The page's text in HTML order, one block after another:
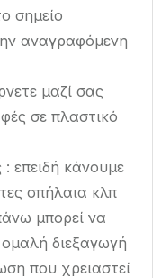
σημείο
αναγραφόμενη
μαζί σας
σε πλαστικό
επειδή κάνουμε
σπήλαια κλπ
μπορεί να
ομαλή διεξαγωγή
που χρειαστεί